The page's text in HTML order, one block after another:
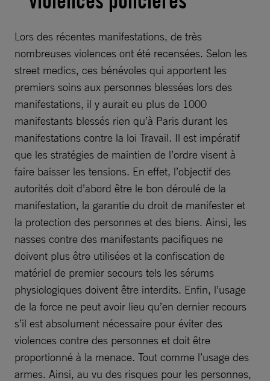
Lors des récentes manifestations, de très
nombreuses violences ont été recensées. Selon les
street medics, ces bénévoles qui apportent les
premiers soins aux personnes blessées lors des
manifestations, il y aurait eu plus de 1000
manifestants blessés rien qu’à Paris durant les
manifestations contre la loi Travail. Il est impératif
que les stratégies de maintien de l’ordre visent à
faire baisser les tensions. En effet, l’objectif des
autorités doit d’abord être le bon déroulé de la
manifestation, la garantie du droit de manifester et
la protection des personnes et des biens. Ainsi, les
nasses contre des manifestants pacifiques ne
doivent plus être utilisées et la confiscation de
matériel de premier secours tels les sérums
physiologiques doivent être interdits. Enfin, l’usage
de la force ne peut avoir lieu qu’en dernier recours
s’il est absolument nécessaire pour éviter des
violences contre des personnes et doit être
proportionné à la menace. Tout comme l’usage des
armes. Ainsi, au vu des risques pour les personnes,